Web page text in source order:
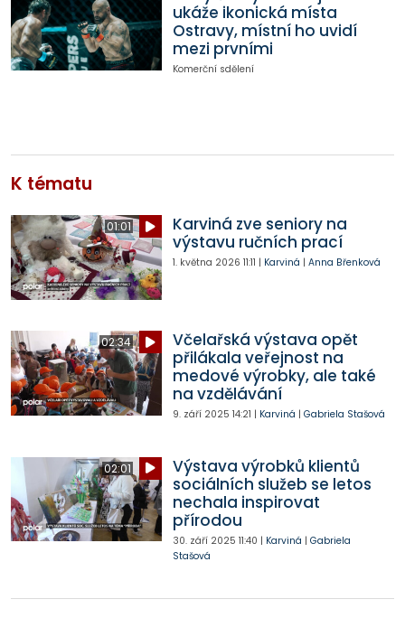
ukáže ikonická místa
Ostravy, místní ho uvidí
mezi prvními
Komerční sdělení
K tématu
01:01
Karviná zve seniory na
výstavu ručních prací
1. května 2026 11:11 | Karviná | Anna Břenková
02:34
Včelařská výstava opět
přilákala veřejnost na
medové výrobky, ale také
na vzdělávání
9. září 2025 14:21 | Karviná | Gabriela Stašová
02:01
Výstava výrobků klientů
sociálních služeb se letos
nechala inspirovat
přírodou
30. září 2025 11:40 | Karviná | Gabriela
Stašová